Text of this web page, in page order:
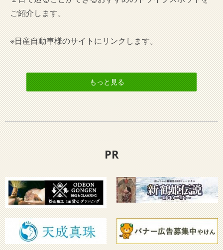
ご紹介します。
※日産自動車様のサイトにリンクします。
もっと見る
PR